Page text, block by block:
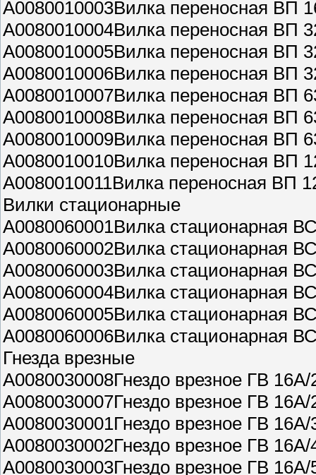
A0080010003Вилка переносная ВП
A0080010004Вилка переносная ВП
A0080010005Вилка переносная ВП
A0080010006Вилка переносная ВП
A0080010007Вилка переносная ВП
A0080010008Вилка переносная ВП
A0080010009Вилка переносная ВП
A0080010010Вилка переносная ВП
A0080010011Вилка переносная ВП
Вилки стационарные
A0080060001Вилка стационарная
A0080060002Вилка стационарная
A0080060003Вилка стационарная
A0080060004Вилка стационарная
A0080060005Вилка стационарная
A0080060006Вилка стационарная
Гнезда врезные
A0080030008Гнездо врезное ГВ
A0080030007Гнездо врезное ГВ
A0080030001Гнездо врезное ГВ
A0080030002Гнездо врезное ГВ
A0080030003Гнездо врезное ГВ